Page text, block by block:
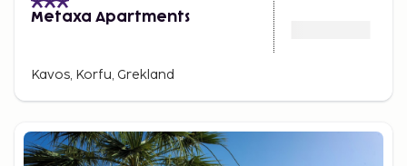
Metaxa Apartments
Kavos, Korfu, Grekland